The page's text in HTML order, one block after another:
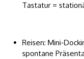
Tastatur =
Reisen: Mini-
spontane